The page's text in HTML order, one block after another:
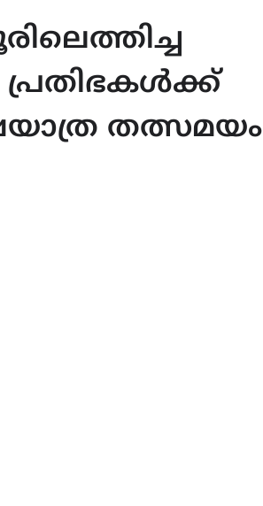
പ്രതിഭകൾക്ക്
തത്സമയം